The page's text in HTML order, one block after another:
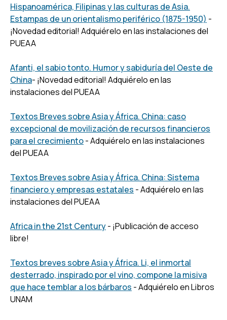
Hispanoamérica, Filipinas y las culturas de Asia.
Estampas de un orientalismo periférico (1875-1950) -
¡Novedad editorial! Adquiérelo en las instalaciones del
PUEAA
Afanti, el sabio tonto. Humor y sabiduría del Oeste de
China- ¡Novedad editorial! Adquiérelo en las
instalaciones del PUEAA
Textos Breves sobre Asia y África. China: caso
excepcional de movilización de recursos financieros
para el crecimiento- Adquiérelo en las instalaciones
del PUEAA
Textos Breves sobre Asia y África. China: Sistema
financiero y empresas estatales - Adquiérelo en las
instalaciones del PUEAA
Africa in the 21st Century- ¡Publicación de acceso
libre!
Textos breves sobre Asia y África. Li, el inmortal
desterrado, inspirado por el vino, compone la misiva
que hace temblar a los bárbaros - Adquiérelo en Libros
UNAM